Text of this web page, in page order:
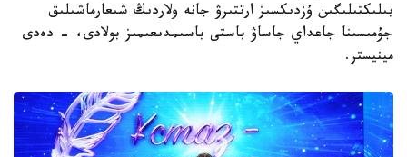
بىلىكتىلىگىن ۇزدىكسىز ارتتىرۋ جانە ولاردىڭ شىعارماشىلىق
جۇمىسىنا جاعداي جاساۋ باستى باسىمدىعىمىز بولادى، - دەدى
مينيستر.